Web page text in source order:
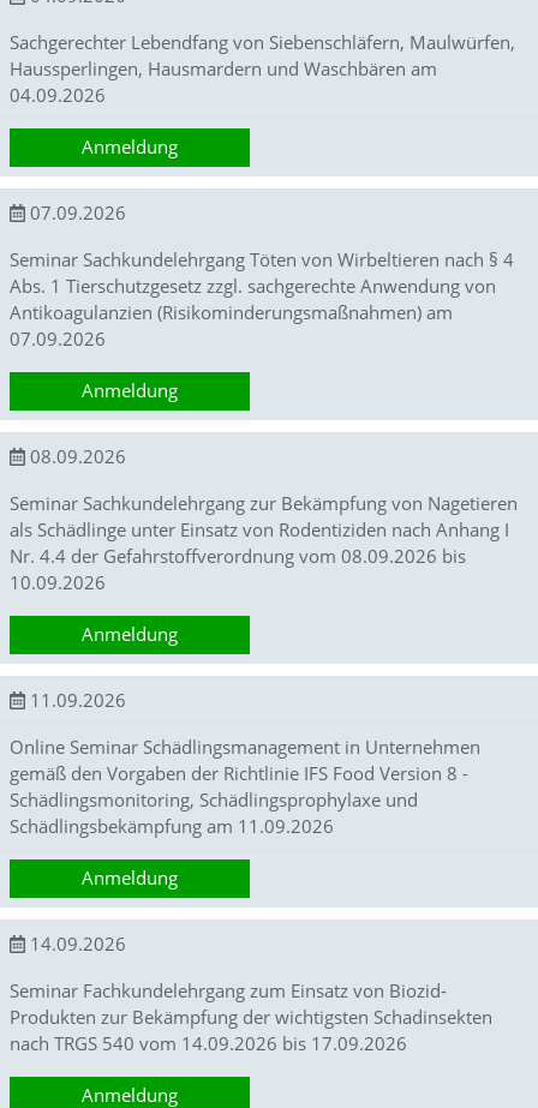
k
i
v
i
e
n
d
e
s
r
C
o
k
e
r
t
s
c
l
e
ß
t
i
e
A
k
v
i
e
u
n
d
e
Sachgerechter Lebendfang von Siebenschläfern, Maulwürfen,
Haussperlingen, Hausmardern und Waschbären am
04.09.2026
Anmeldung
07.09.2026
Seminar Sachkundelehrgang Töten von Wirbeltieren nach § 4
Abs. 1 Tierschutzgesetz zzgl. sachgerechte Anwendung von
Antikoagulanzien (Risikominderungsmaßnahmen) am
07.09.2026
Anmeldung
08.09.2026
Seminar Sachkundelehrgang zur Bekämpfung von Nagetieren
als Schädlinge unter Einsatz von Rodentiziden nach Anhang I
Nr. 4.4 der Gefahrstoffverordnung vom 08.09.2026 bis
10.09.2026
Anmeldung
11.09.2026
Online Seminar Schädlingsmanagement in Unternehmen
gemäß den Vorgaben der Richtlinie IFS Food Version 8 -
Schädlingsmonitoring, Schädlingsprophylaxe und
Schädlingsbekämpfung am 11.09.2026
Anmeldung
14.09.2026
Seminar Fachkundelehrgang zum Einsatz von Biozid-
Produkten zur Bekämpfung der wichtigsten Schadinsekten
nach TRGS 540 vom 14.09.2026 bis 17.09.2026
Anmeldung